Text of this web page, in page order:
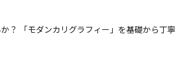
？ 「モダンカリグラフィー」を基礎から丁